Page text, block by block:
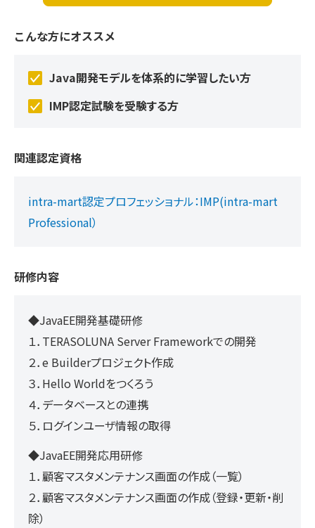
こんな方にオススメ
Java開発モデルを体系的に学習したい方
IMP認定試験を受験する方
関連認定資格
intra-mart認定プロフェッショナル：IMP(intra-mart
Professional）
研修内容
◆JavaEE開発基礎研修
１．TERASOLUNA Server Frameworkでの開発
２．e Builderプロジェクト作成
３．Hello Worldをつくろう
４．データベースとの連携
５．ログインユーザ情報の取得
◆JavaEE開発応用研修
１．顧客マスタメンテナンス画面の作成（一覧）
２．顧客マスタメンテナンス画面の作成（登録・更新・削
除）